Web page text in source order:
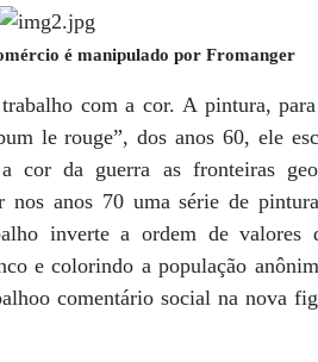
é manipulado por Fromanger
com a cor. A pintura,
le rouge”, dos anos 60, ele
a cor da guerra as fronteiras
nos anos 70 uma série de
inverte a ordem de valores
e colorindo a população
comentário social na nova